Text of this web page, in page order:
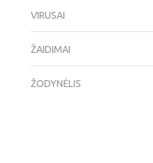
VIRUSAI
ŽAIDIMAI
ŽODYNĖLIS